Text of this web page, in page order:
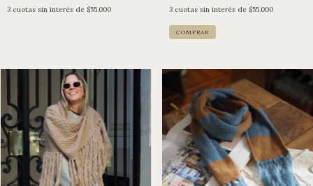
3 cuotas sin interés de $55.000
3 cuotas sin interés de $55.000